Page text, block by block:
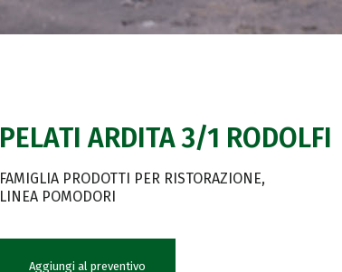
PELATI ARDITA 3/1 RODOLFI
FAMIGLIA PRODOTTI PER RISTORAZIONE
LINEA POMODORI
Aggiungi al preventivo